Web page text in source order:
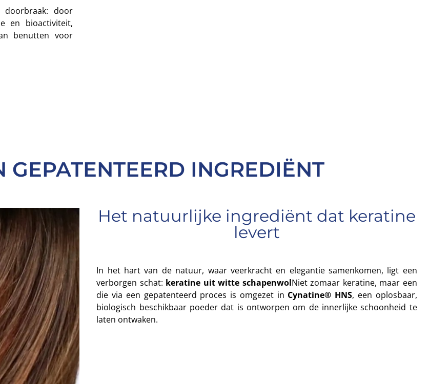
doorbraak: door
en bioactiviteit,
benutten voor
GEPATENTEERD INGREDIËNT
Het natuurlijke ingrediënt dat keratine
levert
In het hart van de natuur, waar veerkracht en elegantie samenkomen, ligt een
verborgen schat: keratine uit witte schapenwolNiet zomaar keratine, maar een
die via een gepatenteerd proces is omgezet in Cynatine® HNS, een oplosbaar,
biologisch beschikbaar poeder dat is ontworpen om de innerlijke schoonheid te
laten ontwaken.